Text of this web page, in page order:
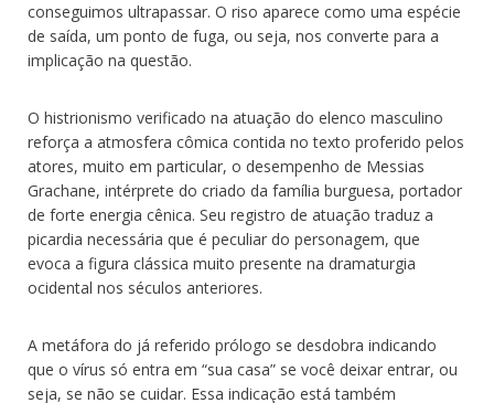
conseguimos ultrapassar. O riso aparece como uma espécie
de saída, um ponto de fuga, ou seja, nos converte para a
implicação na questão.
O histrionismo verificado na atuação do elenco masculino
reforça a atmosfera cômica contida no texto proferido pelos
atores, muito em particular, o desempenho de Messias
Grachane, intérprete do criado da família burguesa, portador
de forte energia cênica. Seu registro de atuação traduz a
picardia necessária que é peculiar do personagem, que
evoca a figura clássica muito presente na dramaturgia
ocidental nos séculos anteriores.
A metáfora do já referido prólogo se desdobra indicando
que o vírus só entra em “sua casa” se você deixar entrar, ou
seja, se não se cuidar. Essa indicação está também